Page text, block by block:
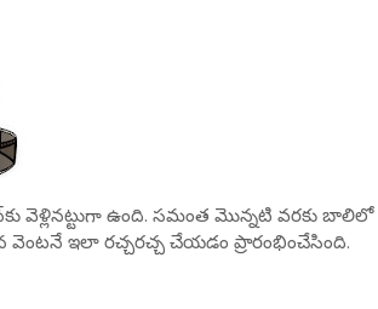
వెళ్లినట్టుగా ఉంది. సమంత మొన్నటి వరకు
ఇలా రచ్చరచ్చ చేయడం ప్రారంభించేసింది.